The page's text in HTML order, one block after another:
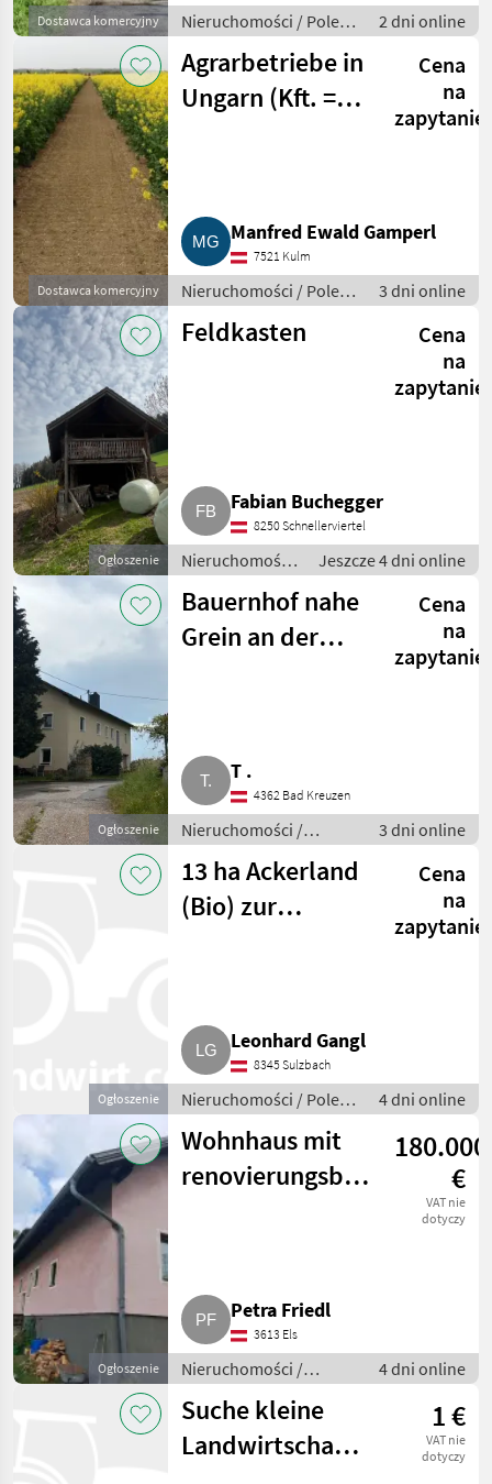
Dostawca komercyjny
Nieruchomości / Pole
uprawne
2 dni online
Dostawca komercyjny
Agrarbetriebe in
Ungarn (Kft. =
Cena
na
zapytanie
Manfred Ewald Gamperl
7521 Kulm
Nieruchomości / Pole
uprawne
3 dni online
Ogłoszenie
Feldkasten
Cena
na
zapytanie
Fabian Buchegger
8250 Schnellerviertel
Nieruchomości
/ Inne
Jeszcze 4 dni online
Ogłoszenie
Bauernhof nahe
Grein an der
Cena
na
zapytanie
T .
4362 Bad Kreuzen
Nieruchomości /
Gospodarstwa
3 dni online
Ogłoszenie
13 ha Ackerland
(Bio) zur
Cena
na
zapytanie
Leonhard Gangl
8345 Sulzbach
Nieruchomości / Pole
uprawne
4 dni online
Ogłoszenie
Wohnhaus mit
renovierungsbedürftigem
180.000
€
VAT nie
dotyczy
Petra Friedl
3613 Els
Nieruchomości /
Nieruchomość
4 dni online
Suche kleine
Landwirtschaft,
1 €
VAT nie
dotyczy